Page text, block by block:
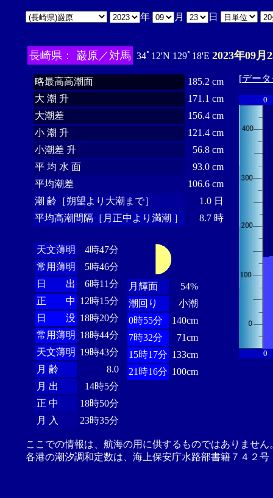
年 月 日
長崎県： 巌原／対馬 34ﾟ12'N 129ﾟ18'E 2023年09月
略最高高潮面
185.2 cm
大 潮 升
171.1 cm
大潮差
156.4 cm
小 潮 升
121.4 cm
小潮差 升
56.8 cm
平 均 水 面
93.0 cm
平均潮差
106.6 cm
潮 齢［朔望より大潮まで］
1.0 日
平均高潮間隔［月正中より満潮 ］
8.7 時
天文薄明
4時47分
常用薄明
5時46分
日 出
6時11分
正 中 12時15分
日 没 18時20分
常用薄明 18時44分
天文薄明 19時43分
月 齢
8.0
月 出
14時5分
正 中
18時50分
月 入
23時35分
月輝面
54%
潮回り
小潮
0時55分
140cm
7時32分
71cm
15時17分 133cm
21時16分 100cm
[デー
0
0
ここでの情報は、航海の用に供するものではありませ
各港の潮汐調和定数は、海上保安庁水路部書籍７４２